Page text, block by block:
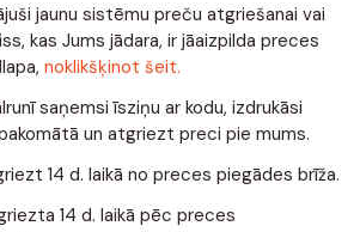
jaunu sistēmu preču atgriešanai vai
kas Jums jādara, ir jāaizpilda preces
noklikšķinot šeit.
saņemsi īsziņu ar kodu, izdrukāsi
un atgriezt preci pie mums.
14 d. laikā no preces piegādes brīža.
14 d. laikā pēc preces